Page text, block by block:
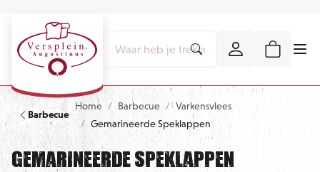
Barbecue
Home Barbecue
Varkensvlees
Gemarineerde Speklappen
Gemarineerde Speklappen